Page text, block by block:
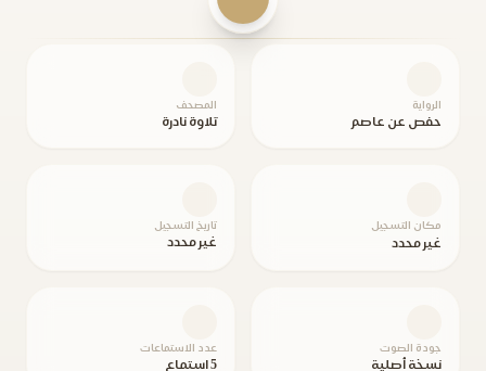
الرواية
حفص عن عاصم
المصحف
تلاوة نادرة
مكان التسجيل
غير محدد
تاريخ التسجيل
غير محدد
جودة الصوت
نسخة أصلية
عدد الاستماعات
5 استماع